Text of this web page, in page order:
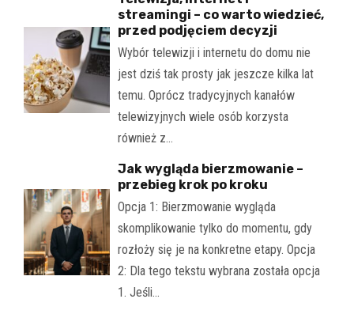
streamingi – co warto wiedzieć,
przed podjęciem decyzji
Wybór telewizji i internetu do domu nie
jest dziś tak prosty jak jeszcze kilka lat
temu. Oprócz tradycyjnych kanałów
telewizyjnych wiele osób korzysta
również z…
Jak wygląda bierzmowanie –
przebieg krok po kroku
Opcja 1: Bierzmowanie wygląda
skomplikowanie tylko do momentu, gdy
rozłoży się je na konkretne etapy. Opcja
2: Dla tego tekstu wybrana została opcja
1. Jeśli…